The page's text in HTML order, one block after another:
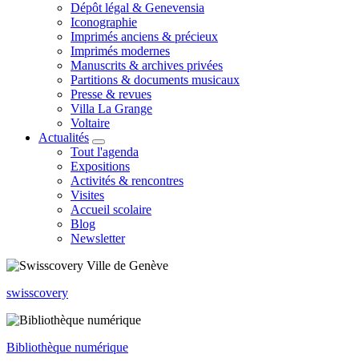
Dépôt légal & Genevensia
Iconographie
Imprimés anciens & précieux
Imprimés modernes
Manuscrits & archives privées
Partitions & documents musicaux
Presse & revues
Villa La Grange
Voltaire
Actualités
Tout l'agenda
Expositions
Activités & rencontres
Visites
Accueil scolaire
Blog
Newsletter
swisscovery
Bibliothèque numérique